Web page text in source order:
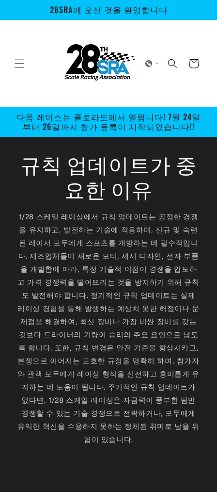
뛰기
28SRA에 오신 것을 환영합니다
트
다음 레이스는 콜로라도에서 열립니다! 7월 24일
부터 26일까지 참가 등록이 시작되었습니다!!
규칙 업데이트가 중
요한 이유
1/28 스케일 레이싱에서 규칙 업데이트는 공정한 경쟁
을 유지하고, 발전하는 기술에 적응하며, 신규 및 숙련
된 레이서 모두에게 스포츠를 개방하는 데 필수적입니
다. 제조업체들이 새로운 모터, 섀시 디자인, 전자 부품
을 개발함에 따라, 특정 기술적 이점이 경쟁을 압도하
고 가격 경쟁력을 떨어뜨리는 것을 방지하기 위해 규칙
도 발전해야 합니다. 정기적인 규칙 업데이트는 실제
레이싱 경험을 통해 발생하는 예상치 못한 허점이나 문
제점을 해결하여, 최신 장비나 가장 비싼 장비를 갖는
것보다 드라이버의 기량이 승리의 주요 요인으로 남도
록 합니다. 또한, 규칙 변경은 안전 기준을 향상시키고,
분쟁으로 이어지는 모호한 규정을 명확히 하며, 참가자
와 관객 모두에게 레이싱 형식을 신선하고 흥미롭게 유
지하는 데 도움이 됩니다. 주기적인 규칙 업데이트가
없다면, 1/28 스케일 레이싱은 자금력이 풍부한 팀만
경쟁할 수 있는 기술 경쟁으로 전락하거나, 모두에게
유익한 혁신을 수용하지 못하는 정체된 취미로 남을 위
험이 있습니다.